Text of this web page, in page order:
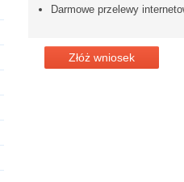
Darmowe przelewy
Złóż wniosek